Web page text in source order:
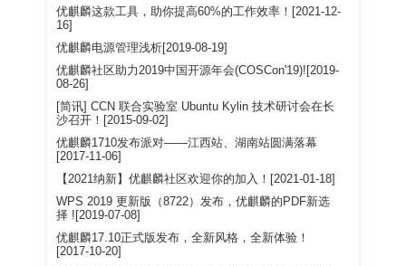
优麒麟这款工具，助你提高60%的工作效率！[2021-12-
16]
优麒麟电源管理浅析[2019-08-19]
优麒麟社区助力2019中国开源年会(COSCon'19)![2019-
08-26]
[简讯] CCN 联合实验室 Ubuntu Kylin 技术研讨会在长
沙召开！[2015-09-02]
优麒麟1710发布派对——江西站、湖南站圆满落幕
[2017-11-06]
【2021纳新】优麒麟社区欢迎你的加入！[2021-01-18]
WPS 2019 更新版（8722）发布，优麒麟的PDF新选
择 ![2019-07-08]
优麒麟17.10正式版发布，全新风格，全新体验！
[2017-10-20]